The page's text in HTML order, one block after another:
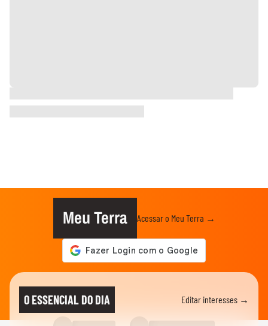
Meu Terra Acessar o Meu Terra →
O ESSENCIAL DO DIA Editar interesses →